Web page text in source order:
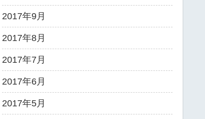
2017年9月
2017年8月
2017年7月
2017年6月
2017年5月